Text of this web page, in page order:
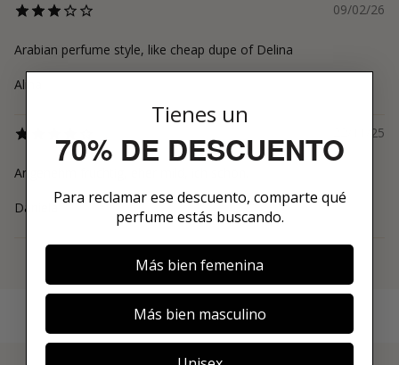
09/02/26
Arabian perfume style, like cheap dupe of Delina
Alina
22/11/25
Angenehm fruchtig, eher mild, ich schön.
Daniela
Ver más
Tienes un
70% DE DESCUENTO
Para reclamar ese descuento, comparte qué
perfume estás buscando.
Más bien femenina
Más bien masculino